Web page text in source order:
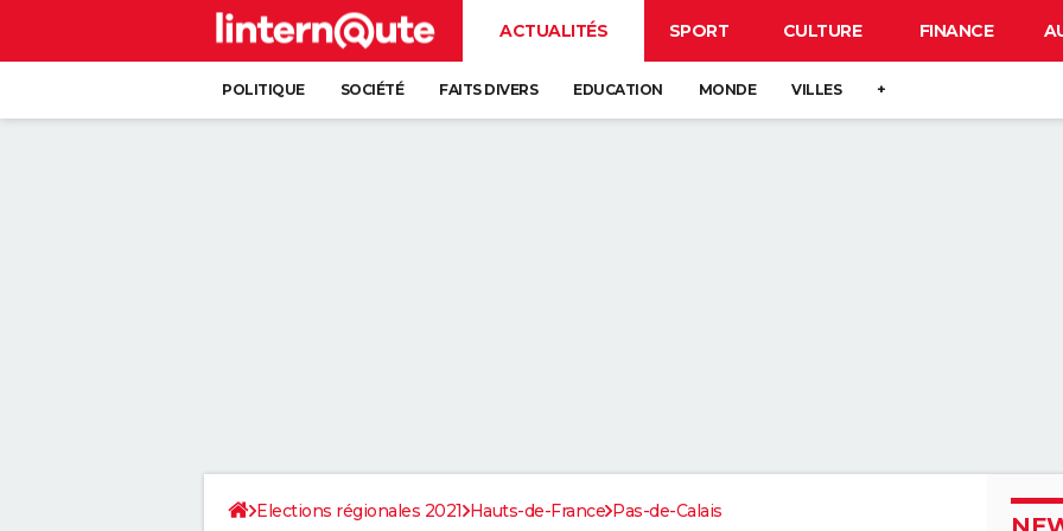
ACTUALITÉS SPORT CULTURE FINANCE
POLITIQUE SOCIÉTÉ FAITS DIVERS EDUCATION MONDE VILLES +
Elections régionales 2021 Hauts-de-France Pas-de-Calais